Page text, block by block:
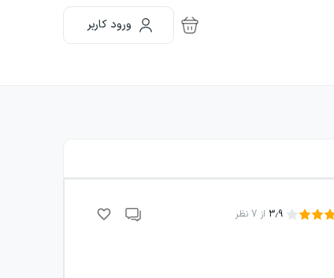
ورود کاربر
3.9 از 7نظر